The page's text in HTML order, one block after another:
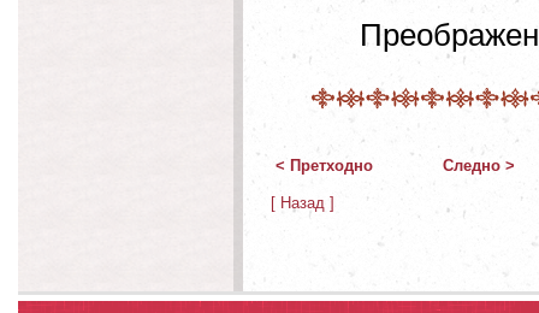
< Претходно Следно >
[ Назад ]